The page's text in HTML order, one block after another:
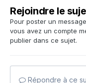
Rejoindre le
Pour poster un
vous avez un compte
publier dans ce sujet.
Répondre à ce